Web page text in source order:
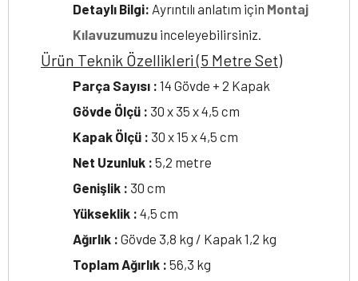
Detaylı Bilgi: Ayrıntılı anlatım için Montaj
Kılavuzumuzu inceleyebilirsiniz.
Ürün Teknik Özellikleri (5 Metre Set)
Parça Sayısı : 14 Gövde + 2 Kapak
Gövde Ölçü : 30 x 35 x 4,5 cm
Kapak Ölçü : 30 x 15 x 4,5 cm
Net Uzunluk : 5,2 metre
Genişlik : 30 cm
Yükseklik : 4,5 cm
Ağırlık : Gövde 3,8 kg / Kapak 1,2 kg
Toplam Ağırlık : 56,3 kg